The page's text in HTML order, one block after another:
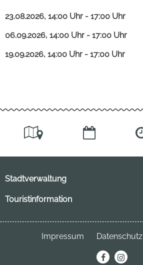
23.08.2026, 14:00 Uhr - 17:00 Uhr
06.09.2026, 14:00 Uhr - 17:00 Uhr
19.09.2026, 14:00 Uhr - 17:00 Uhr
Stadtverwaltung
Markt 11
034243 7220
Touristinformation
Neuhofstraße 3
04849 Bad Düben
Impressum Datenschutz